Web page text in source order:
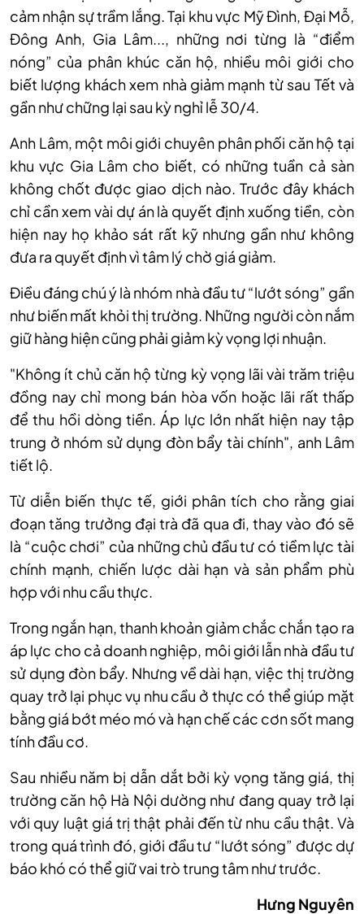
cảm nhận sự trầm lắng. Tại khu vực Mỹ Đình, Đại Mỗ,
Đông Anh, Gia Lâm..., những nơi từng là “điểm
nóng” của phân khúc căn hộ, nhiều môi giới cho
biết lượng khách xem nhà giảm mạnh từ sau Tết và
gần như chững lại sau kỳ nghỉ lễ 30/4.
Anh Lâm, một môi giới chuyên phân phối căn hộ tại
khu vực Gia Lâm cho biết, có những tuần cả sàn
không chốt được giao dịch nào. Trước đây khách
chỉ cần xem vài dự án là quyết định xuống tiền, còn
hiện nay họ khảo sát rất kỹ nhưng gần như không
đưa ra quyết định vì tâm lý chờ giá giảm.
Điều đáng chú ý là nhóm nhà đầu tư “lướt sóng” gần
như biến mất khỏi thị trường. Những người còn nắm
giữ hàng hiện cũng phải giảm kỳ vọng lợi nhuận.
"Không ít chủ căn hộ từng kỳ vọng lãi vài trăm triệu
đồng nay chỉ mong bán hòa vốn hoặc lãi rất thấp
để thu hồi dòng tiền. Áp lực lớn nhất hiện nay tập
trung ở nhóm sử dụng đòn bẩy tài chính", anh Lâm
tiết lộ.
Từ diễn biến thực tế, giới phân tích cho rằng giai
đoạn tăng trưởng đại trà đã qua đi, thay vào đó sẽ
là “cuộc chơi” của những chủ đầu tư có tiềm lực tài
chính mạnh, chiến lược dài hạn và sản phẩm phù
hợp với nhu cầu thực.
Trong ngắn hạn, thanh khoản giảm chắc chắn tạo ra
áp lực cho cả doanh nghiệp, môi giới lẫn nhà đầu tư
sử dụng đòn bẩy. Nhưng về dài hạn, việc thị trường
quay trở lại phục vụ nhu cầu ở thực có thể giúp mặt
bằng giá bớt méo mó và hạn chế các cơn sốt mang
tính đầu cơ.
Sau nhiều năm bị dẫn dắt bởi kỳ vọng tăng giá, thị
trường căn hộ Hà Nội dường như đang quay trở lại
với quy luật giá trị thật phải đến từ nhu cầu thật. Và
trong quá trình đó, giới đầu tư “lướt sóng” được dự
báo khó có thể giữ vai trò trung tâm như trước.
Hưng Nguyên